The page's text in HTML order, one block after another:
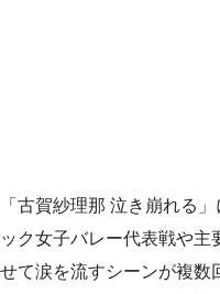
「古賀紗理那 泣き崩れる
ック女子バレー代表戦や主
せて涙を流すシーンが複数